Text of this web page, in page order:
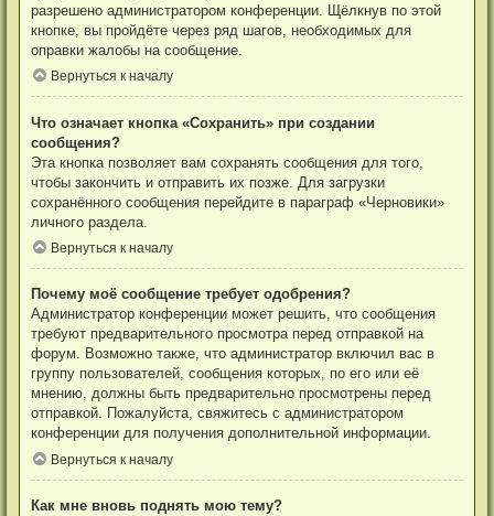
разрешено администратором конференции. Щёлкнув по этой
кнопке, вы пройдёте через ряд шагов, необходимых для
оправки жалобы на сообщение.
Вернуться к началу
Что означает кнопка «Сохранить» при создании
сообщения?
Эта кнопка позволяет вам сохранять сообщения для того,
чтобы закончить и отправить их позже. Для загрузки
сохранённого сообщения перейдите в параграф «Черновики»
личного раздела.
Вернуться к началу
Почему моё сообщение требует одобрения?
Администратор конференции может решить, что сообщения
требуют предварительного просмотра перед отправкой на
форум. Возможно также, что администратор включил вас в
группу пользователей, сообщения которых, по его или её
мнению, должны быть предварительно просмотрены перед
отправкой. Пожалуйста, свяжитесь с администратором
конференции для получения дополнительной информации.
Вернуться к началу
Как мне вновь поднять мою тему?